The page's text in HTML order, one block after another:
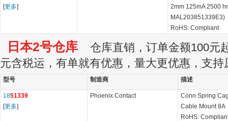
[更多]
2mm 125mA 2500
MAL203851339E3)
RoHS: Compliant
日本2号仓库 仓库直销，订单金额100元
元含税运，有单就有优惠，量大更优惠，支持
型号 制造商 描述
1851339
[更多]
Phoenix Contact
Conn Spring
Cable Mount 8A
RoHS: